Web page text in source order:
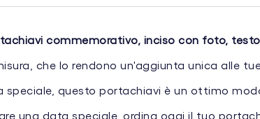
commemorativo, inciso con foto,
che lo rendono un'aggiunta unica alle
questo portachiavi è un ottimo
una data speciale, ordina oggi il tuo